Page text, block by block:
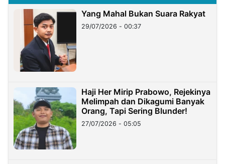
Yang Mahal Bukan Suara Rakyat
29/07/2026 - 00:37
Haji Her Mirip Prabowo, Rejekinya
Melimpah dan Dikagumi Banyak
Orang, Tapi Sering Blunder!
27/07/2026 - 05:05